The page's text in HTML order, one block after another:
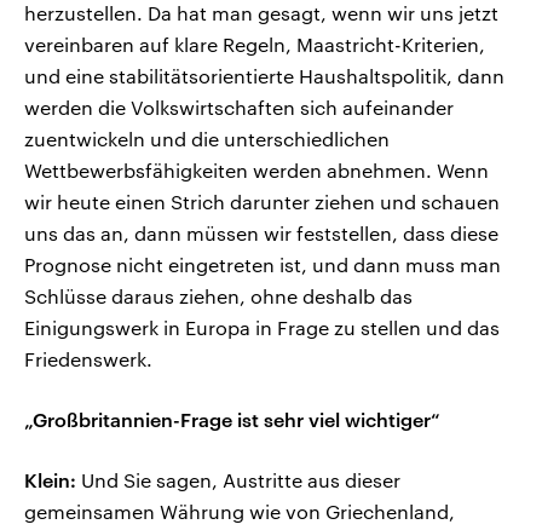
herzustellen. Da hat man gesagt, wenn wir uns jetzt
vereinbaren auf klare Regeln, Maastricht-Kriterien,
und eine stabilitätsorientierte Haushaltspolitik, dann
werden die Volkswirtschaften sich aufeinander
zuentwickeln und die unterschiedlichen
Wettbewerbsfähigkeiten werden abnehmen. Wenn
wir heute einen Strich darunter ziehen und schauen
uns das an, dann müssen wir feststellen, dass diese
Prognose nicht eingetreten ist, und dann muss man
Schlüsse daraus ziehen, ohne deshalb das
Einigungswerk in Europa in Frage zu stellen und das
Friedenswerk.
„Großbritannien-Frage ist sehr viel wichtiger“
Klein: Und Sie sagen, Austritte aus dieser
gemeinsamen Währung wie von Griechenland,